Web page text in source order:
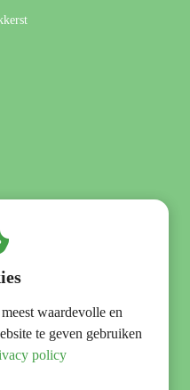
waardevolle en
te geven gebruiken
policy